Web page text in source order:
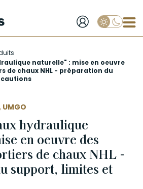
naturelle" : mise en oeuvre
de chaux NHL - préparation du
UMGO
hydraulique
en oeuvre des
de chaux NHL -
support, limites et